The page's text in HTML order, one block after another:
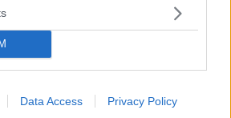
Data Access Privacy Policy
and website in this browser for the